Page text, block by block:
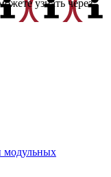
узнать через
модульных